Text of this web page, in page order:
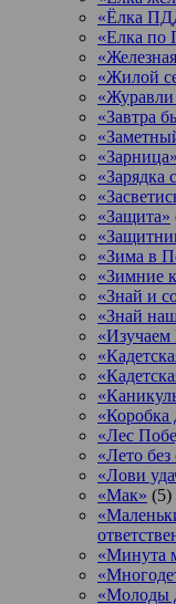
«Ёлка
«Елка по
«Жилой
«Завтра
«Зарница»
«Зарядка
«Защита»
«Зима в
«Зимние
«Знай и
«Знай
«Коробка
«Лес
«Лето без
«Лови
«Мак» (5)
«Минута
«Молоды